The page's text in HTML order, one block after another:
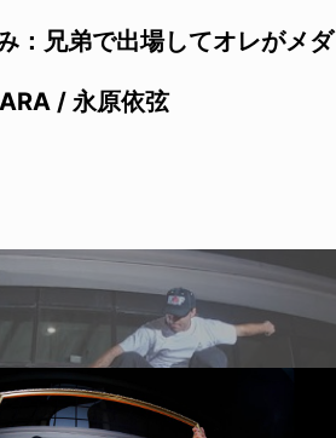
：兄弟で出場してオレがメダ
/ 永原依弦